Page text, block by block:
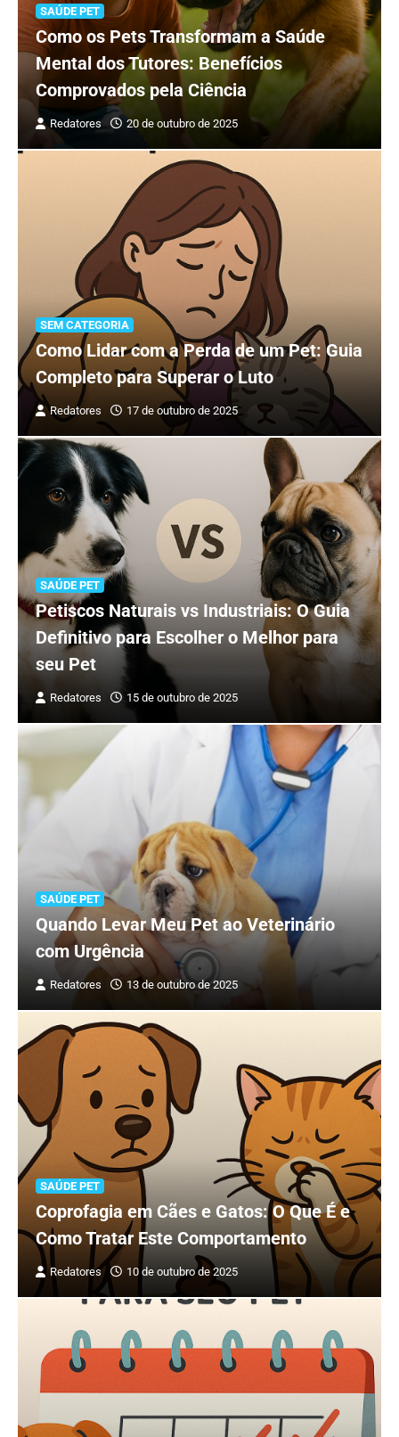
SAÚDE PET
Como os Pets Transformam a Saúde
Mental dos Tutores: Benefícios
Comprovados pela Ciência
Redatores 20 de outubro de 2025
SEM CATEGORIA
Como Lidar com a Perda de um Pet: Guia
Completo para Superar o Luto
Redatores 17 de outubro de 2025
SAÚDE PET
Petiscos Naturais vs Industriais: O Guia
Definitivo para Escolher o Melhor para
seu Pet
Redatores 15 de outubro de 2025
SAÚDE PET
Quando Levar Meu Pet ao Veterinário
com Urgência
Redatores 13 de outubro de 2025
SAÚDE PET
Coprofagia em Cães e Gatos: O Que É e
Como Tratar Este Comportamento
Redatores 10 de outubro de 2025